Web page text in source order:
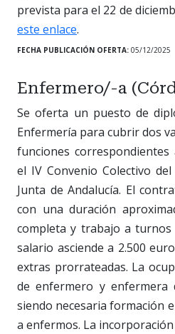
prevista para el 22 de
este enlace.
FECHA PUBLICACIÓN OFERTA: 05/12/2025
Enfermero/-a
Se oferta un puesto de
Enfermería para cubrir dos
funciones
el IV Convenio Colectivo
Junta de Andalucía. El
con una duración
completa y trabajo a turnos
salario asciende a 2.500
extras prorrateadas. La
de enfermero y enfermera
siendo necesaria formación
a enfermos. La